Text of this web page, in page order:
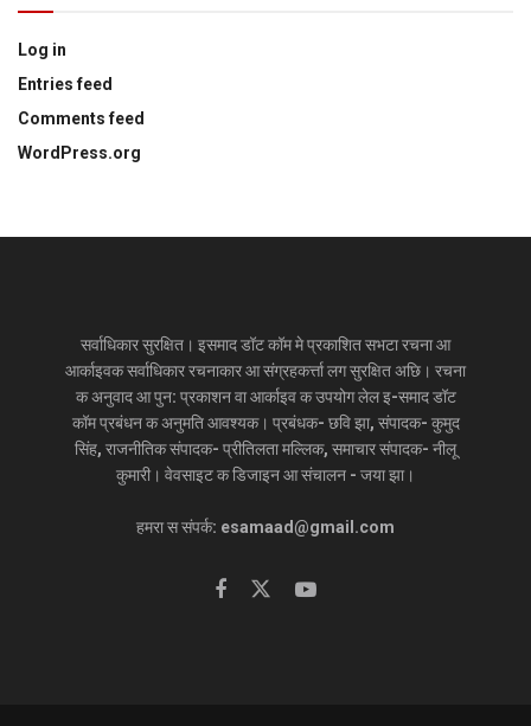
Log in
Entries feed
Comments feed
WordPress.org
सर्वाधिकार सुरक्षित। इसमाद डॉट कॉम मे प्रकाशित सभटा रचना आ
आर्काइवक सर्वाधिकार रचनाकार आ संग्रहकर्त्ता लग सुरक्षित अछि। रचना
क अनुवाद आ पुन: प्रकाशन वा आर्काइव क उपयोग लेल इ-समाद डॉट
कॉम प्रबंधन क अनुमति आवश्यक। प्रबंधक- छवि झा, संपादक- कुमुद
सिंह, राजनीतिक संपादक- प्रीतिलता मल्लिक, समाचार संपादक- नीलू
कुमारी। वेवसाइट क डिजाइन आ संचालन - जया झा।
हमरा स संपर्क: esamaad@gmail.com